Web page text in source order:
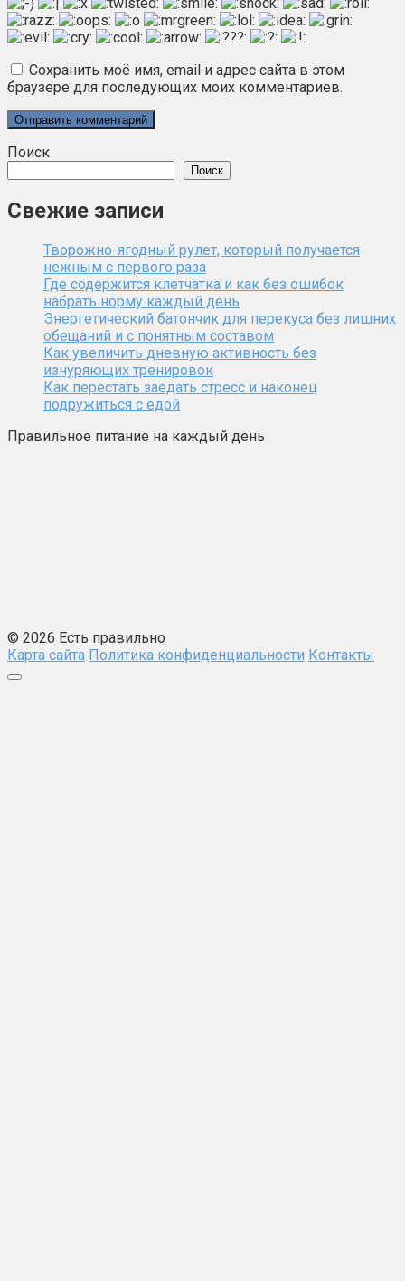
Сохранить моё имя, email и адрес сайта в этом
браузере для последующих моих комментариев.
Поиск
Поиск
Свежие записи
Творожно-ягодный рулет, который получается
нежным с первого раза
Где содержится клетчатка и как без ошибок
набрать норму каждый день
Энергетический батончик для перекуса без лишних
обещаний и с понятным составом
Как увеличить дневную активность без
изнуряющих тренировок
Как перестать заедать стресс и наконец
подружиться с едой
Правильное питание на каждый день
© 2026 Есть правильно
Карта сайта Политика конфиденциальности Контакты